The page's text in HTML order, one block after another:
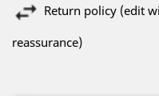
Return policy (edit
reassurance)